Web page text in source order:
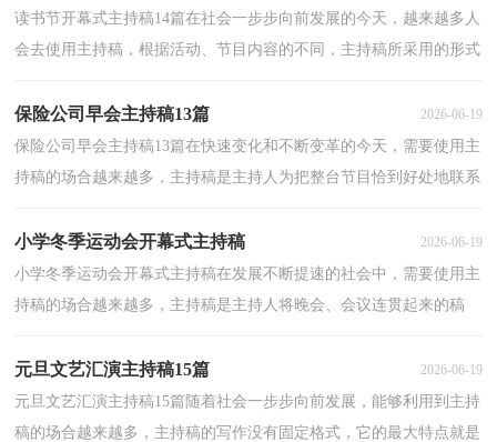
读书节开幕式主持稿14篇在社会一步步向前发展的今天，越来越多人
会去使用主持稿，根据活动、节目内容的不同，主持稿所采用的形式
保险公司早会主持稿13篇 2026-06-19
保险公司早会主持稿13篇在快速变化和不断变革的今天，需要使用主
持稿的场合越来越多，主持稿是主持人为把整台节目恰到好处地联系
小学冬季运动会开幕式主持稿 2026-06-19
小学冬季运动会开幕式主持稿在发展不断提速的社会中，需要使用主
持稿的场合越来越多，主持稿是主持人将晚会、会议连贯起来的稿
元旦文艺汇演主持稿15篇 2026-06-19
元旦文艺汇演主持稿15篇随着社会一步步向前发展，能够利用到主持
稿的场合越来越多，主持稿的写作没有固定格式，它的最大特点就是